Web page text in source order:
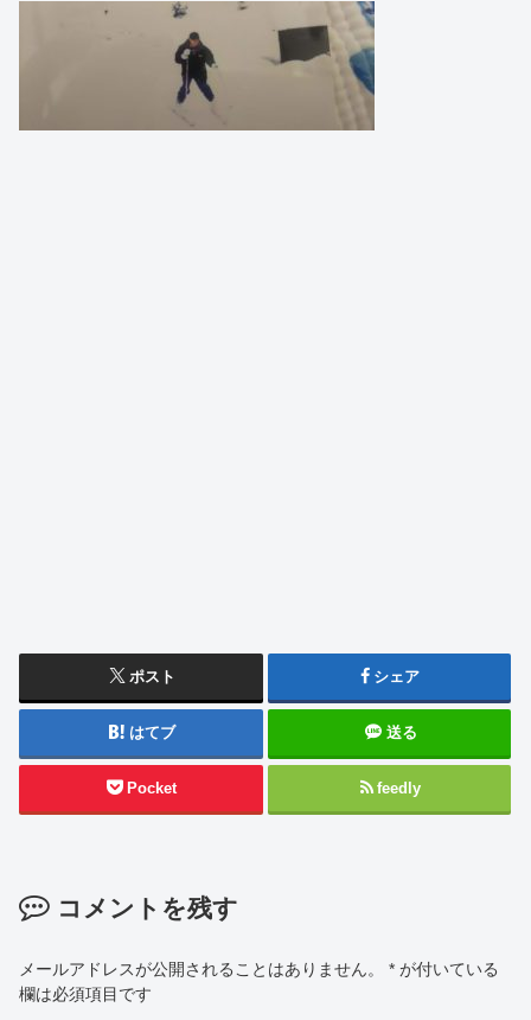
ポスト シェア
はてブ 送る
Pocket feedly
コメントを残す
メールアドレスが公開されることはありません。 * が付いている
欄は必須項目です